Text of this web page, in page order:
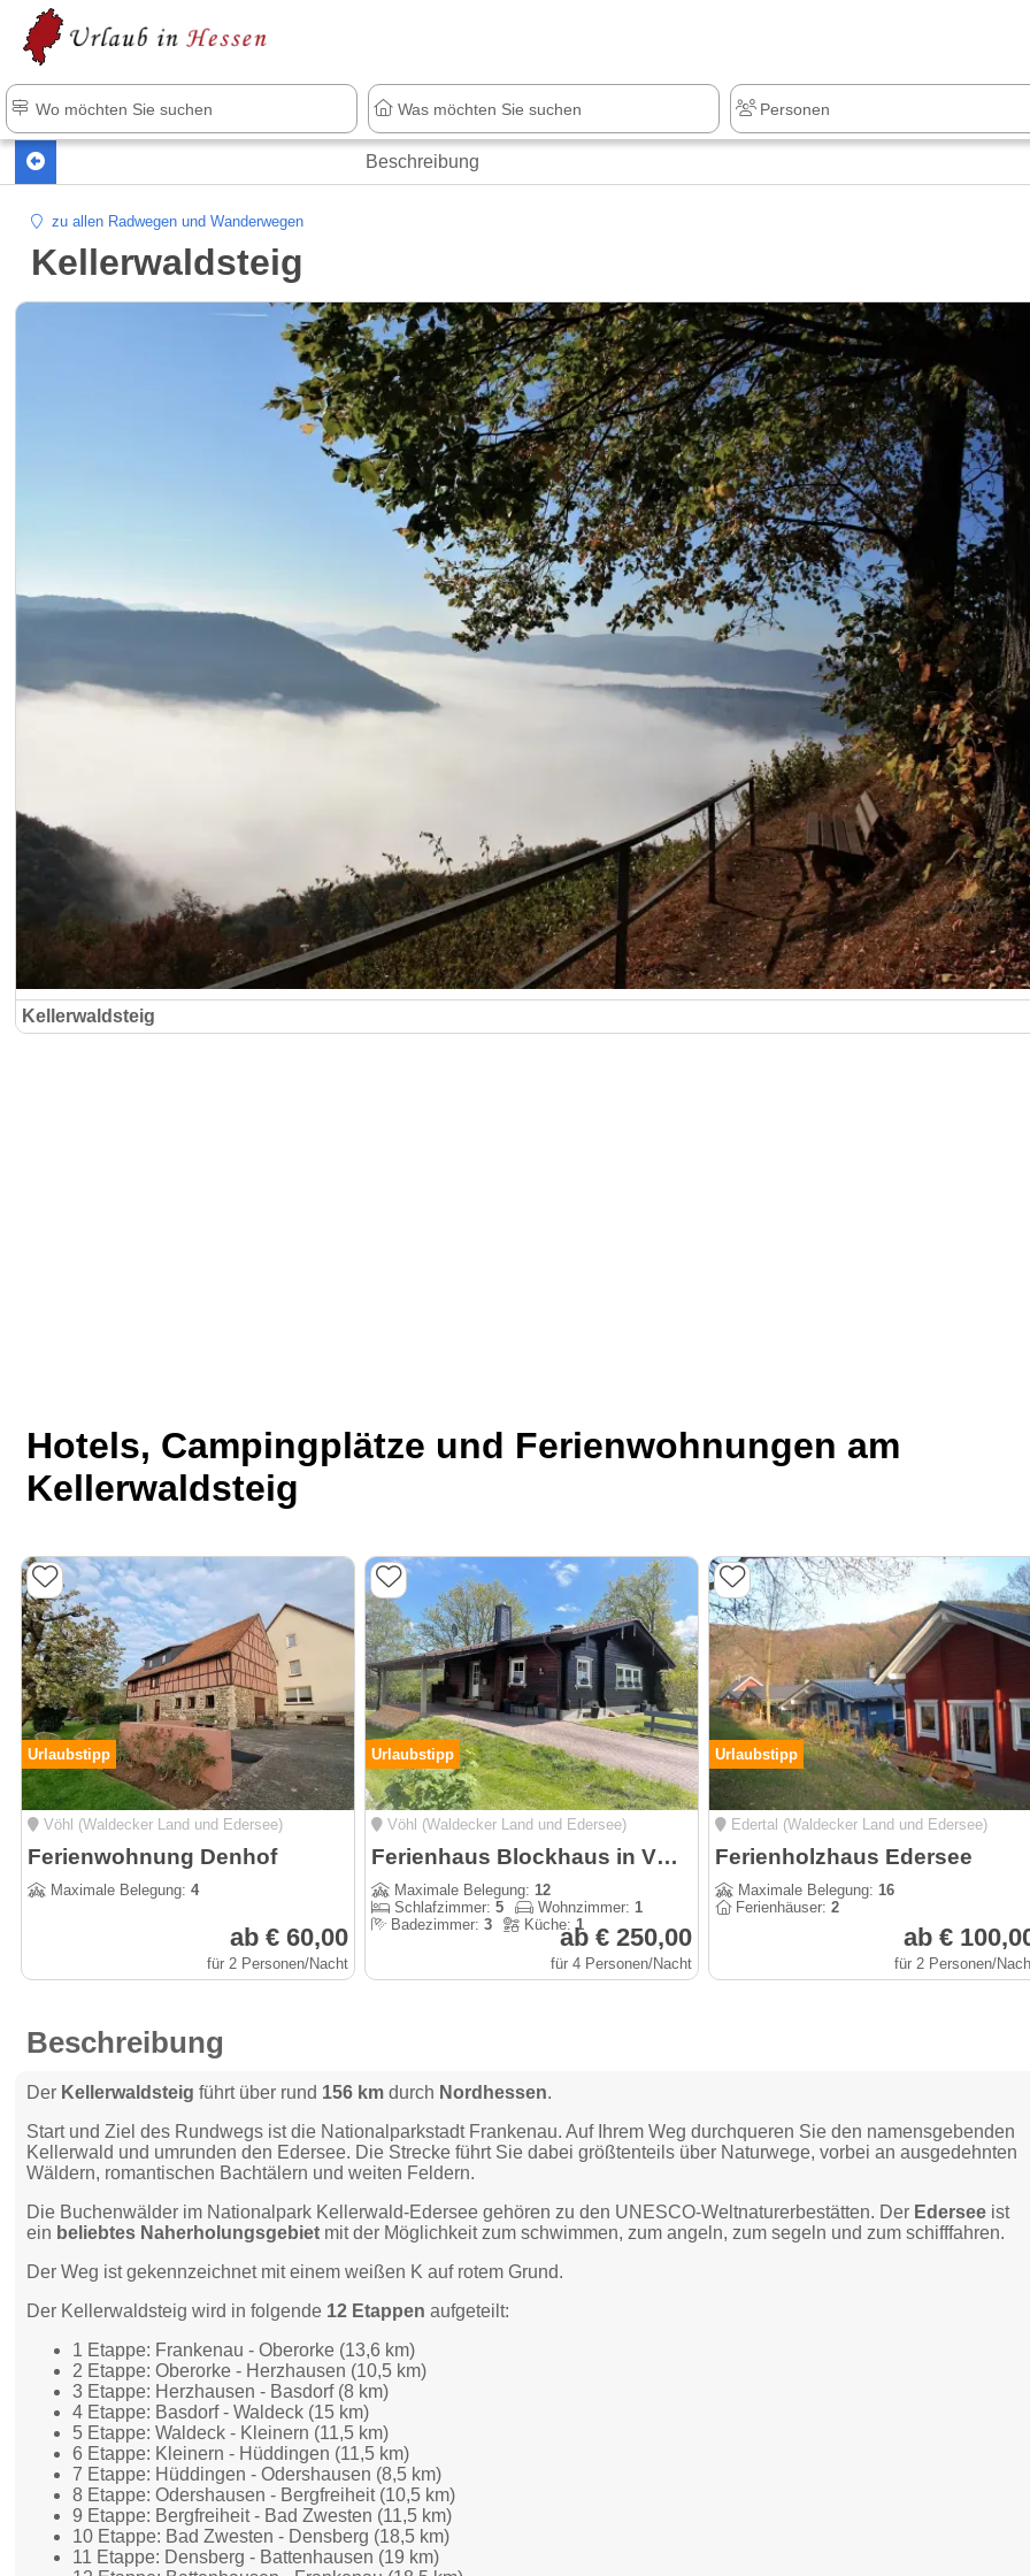
Beschreibung
zu allen Radwegen und Wanderwegen
Kellerwaldsteig
Kellerwaldsteig
Hotels, Campingplätze und Ferienwohnungen am
Kellerwaldsteig
Urlaubstipp
Vöhl (Waldecker Land und Edersee)
Ferienwohnung Denhof
Maximale Belegung:4
ab € 60,00
für 2 Personen/Nacht
Urlaubstipp
Vöhl (Waldecker Land und Edersee)
Ferienhaus Blockhaus in Vöhl-Harbshausen am Edersee
Maximale Belegung: 12
Schlafzimmer: 5 Wohnzimmer: 1
Badezimmer: 3 Küche:1
ab € 250,00
für 4 Personen/Nacht
Urlaubstipp
Edertal (Waldecker Land und Edersee)
Ferienholzhaus Edersee
Maximale Belegung: 16
Ferienhäuser: 2
ab €
für 2 Personen/
Beschreibung
Der Kellerwaldsteig führt über rund 156 km durch Nordhessen.
Start und Ziel des Rundwegs ist die Nationalparkstadt Frankenau. Auf Ihrem Weg durchqueren Sie den namensgebenden
Kellerwald und umrunden den Edersee. Die Strecke führt Sie dabei größtenteils über Naturwege, vorbei an ausgedehnten
Wäldern, romantischen Bachtälern und weiten Feldern.
Die Buchenwälder im Nationalpark Kellerwald-Edersee gehören zu den UNESCO-Weltnaturerbestätten. Der Edersee ist
ein beliebtes Naherholungsgebiet mit der Möglichkeit zum schwimmen, zum angeln, zum segeln und zum schifffahren.
Der Weg ist gekennzeichnet mit einem weißen K auf rotem Grund.
Der Kellerwaldsteig wird in folgende 12 Etappen aufgeteilt:
1 Etappe: Frankenau - Oberorke (13,6 km)
2 Etappe: Oberorke - Herzhausen (10,5 km)
3 Etappe: Herzhausen - Basdorf (8 km)
4 Etappe: Basdorf - Waldeck (15 km)
5 Etappe: Waldeck - Kleinern (11,5 km)
6 Etappe: Kleinern - Hüddingen (11,5 km)
7 Etappe: Hüddingen - Odershausen (8,5 km)
8 Etappe: Odershausen - Bergfreiheit (10,5 km)
9 Etappe: Bergfreiheit - Bad Zwesten (11,5 km)
10 Etappe: Bad Zwesten - Densberg (18,5 km)
11 Etappe: Densberg - Battenhausen (19 km)